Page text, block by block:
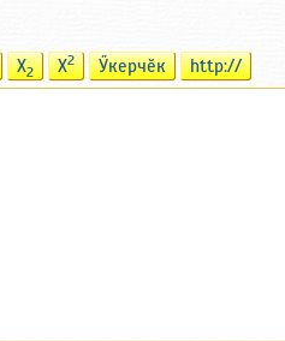
X2 X2 Ӳкерчӗк http://